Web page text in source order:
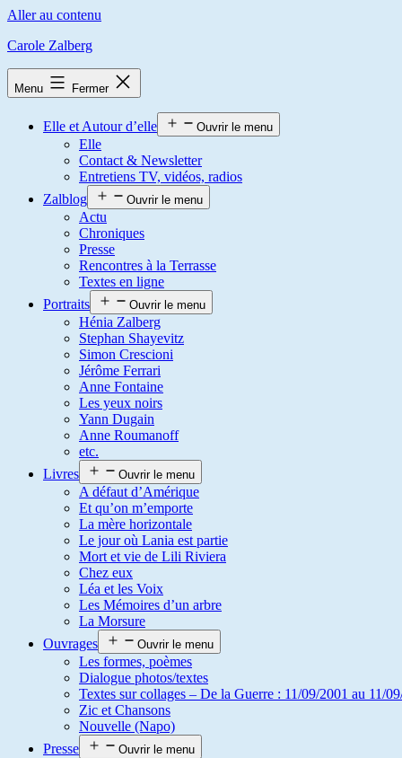
Aller au contenu
Carole Zalberg
Menu Fermer
Elle et Autour d’elle Ouvrir le menu
Elle
Contact & Newsletter
Entretiens TV, vidéos, radios
Zalblog
Ouvrir le menu
Actu
Chroniques
Presse
Rencontres à la Terrasse
Textes en ligne
Portraits
Ouvrir le menu
Hénia Zalberg
Stephan Shayevitz
Simon Crescioni
Jérôme Ferrari
Anne Fontaine
Les yeux noirs
Yann Dugain
Anne Roumanoff
etc.
Livres
Ouvrir le menu
A défaut d’Amérique
Et qu’on m’emporte
La mère horizontale
Le jour où Lania est partie
Mort et vie de Lili Riviera
Chez eux
Léa et les Voix
Les Mémoires d’un arbre
La Morsure
Ouvrages
Ouvrir le menu
Les formes, poèmes
Dialogue photos/textes
Textes sur collages – De la Guerre : 11/09/2001 au 11/
Zic et Chansons
Nouvelle (Napo)
Presse
Ouvrir le menu